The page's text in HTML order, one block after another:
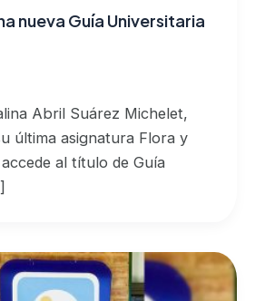
nueva Guía Universitaria
Abril Suárez Michelet,
última asignatura Flora y
al título de Guía